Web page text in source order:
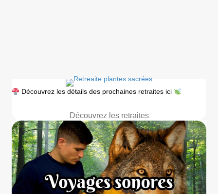
Découvrez les détails des prochaines retraites ici
Découvrez les retraites